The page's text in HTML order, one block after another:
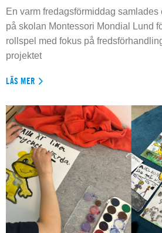
En varm fredagsförmiddag
på skolan Montessori Mondial Lund
rollspel med fokus på
projektet
LÄS MER